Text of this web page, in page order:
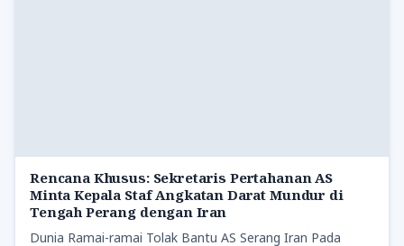
Rencana Khusus: Sekretaris Pertahanan AS
Minta Kepala Staf Angkatan Darat Mundur di
Tengah Perang dengan Iran
Dunia Ramai-ramai Tolak Bantu AS Serang Iran Pada